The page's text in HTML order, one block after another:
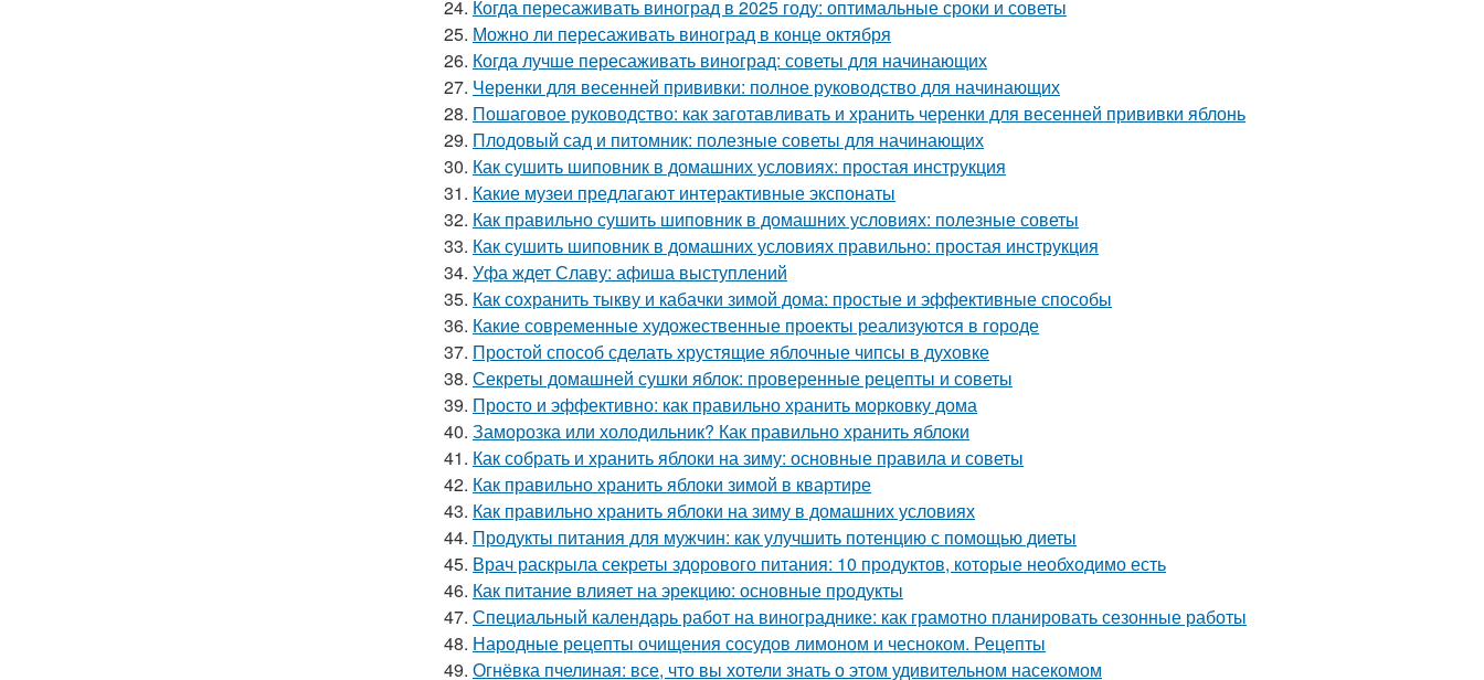
24. Когда пересаживать виноград в 2025 году: оптимальные сроки и советы
25. Можно ли пересаживать виноград в конце октября
26. Когда лучше пересаживать виноград: советы для начинающих
27. Черенки для весенней прививки: полное руководство для начинающих
28. Пошаговое руководство: как заготавливать и хранить черенки для весенней прививки яблонь
29. Плодовый сад и питомник: полезные советы для начинающих
30. Как сушить шиповник в домашних условиях: простая инструкция
31. Какие музеи предлагают интерактивные экспонаты
32. Как правильно сушить шиповник в домашних условиях: полезные советы
33. Как сушить шиповник в домашних условиях правильно: простая инструкция
34. Уфа ждет Славу: афиша выступлений
35. Как сохранить тыкву и кабачки зимой дома: простые и эффективные способы
36. Какие современные художественные проекты реализуются в городе
37. Простой способ сделать хрустящие яблочные чипсы в духовке
38. Секреты домашней сушки яблок: проверенные рецепты и советы
39. Просто и эффективно: как правильно хранить морковку дома
40. Заморозка или холодильник? Как правильно хранить яблоки
41. Как собрать и хранить яблоки на зиму: основные правила и советы
42. Как правильно хранить яблоки зимой в квартире
43. Как правильно хранить яблоки на зиму в домашних условиях
44. Продукты питания для мужчин: как улучшить потенцию с помощью диеты
45. Врач раскрыла секреты здорового питания: 10 продуктов, которые необходимо есть
46. Как питание влияет на эрекцию: основные продукты
47. Специальный календарь работ на винограднике: как грамотно планировать сезонные работы
48. Народные рецепты очищения сосудов лимоном и чесноком. Рецепты
49. Огнёвка пчелиная: все, что вы хотели знать о этом удивительном насекомом